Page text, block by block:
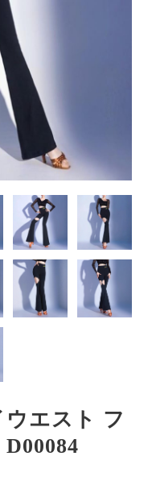
エスト フ